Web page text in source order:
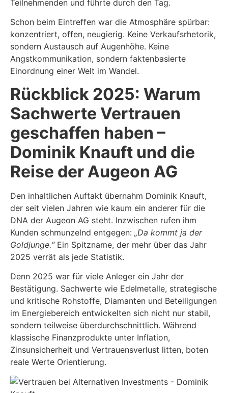
Teilnehmenden und führte durch den Tag.
Schon beim Eintreffen war die Atmosphäre spürbar:
konzentriert, offen, neugierig. Keine Verkaufsrhetorik,
sondern Austausch auf Augenhöhe. Keine
Angstkommunikation, sondern faktenbasierte
Einordnung einer Welt im Wandel.
Rückblick 2025: Warum
Sachwerte Vertrauen
geschaffen haben –
Dominik Knauft und die
Reise der Augeon AG
Den inhaltlichen Auftakt übernahm Dominik Knauft,
der seit vielen Jahren wie kaum ein anderer für die
DNA der Augeon AG steht. Inzwischen rufen ihm
Kunden schmunzelnd entgegen: „Da kommt ja der
Goldjunge.“Ein Spitzname, der mehr über das Jahr
2025 verrät als jede Statistik.
Denn 2025 war für viele Anleger ein Jahr der
Bestätigung. Sachwerte wie Edelmetalle, strategische
und kritische Rohstoffe, Diamanten und Beteiligungen
im Energiebereich entwickelten sich nicht nur stabil,
sondern teilweise überdurchschnittlich. Während
klassische Finanzprodukte unter Inflation,
Zinsunsicherheit und Vertrauensverlust litten, boten
reale Werte Orientierung.